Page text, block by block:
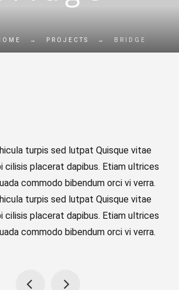
→ PROJECTS → BRIDGE
turpis sed lutpat Quisque vitae
cilisis placerat dapibus. Etiam ultrices
commodo bibendum orci vi verra.
turpis sed lutpat Quisque vitae
cilisis placerat dapibus. Etiam ultrices
commodo bibendum orci vi verra.